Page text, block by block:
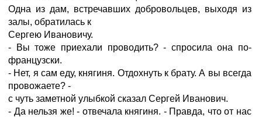
Одна из дам, встречавших добровольцев, выходя из
залы, обратилась к
Сергею Ивановичу.
- Вы тоже приехали проводить? - спросила она по-
французски.
- Нет, я сам еду, княгиня. Отдохнуть к брату. А вы всегда
провожаете? -
с чуть заметной улыбкой сказал Сергей Иванович.
- Да нельзя же! - отвечала княгиня. - Правда, что от нас